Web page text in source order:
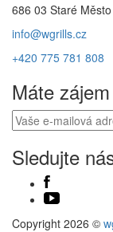
686 03 Staré Město
info@wgrills.cz
+420 775 781 808
Máte
Sledujte
Copyright 2026 ©